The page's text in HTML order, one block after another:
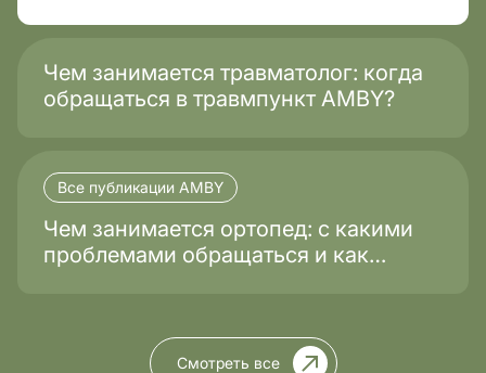
Чем занимается травматолог: когда
обращаться в травмпункт AMBY?
Все публикации AMBY
Чем занимается ортопед: с какими
проблемами обращаться и как
Смотреть все